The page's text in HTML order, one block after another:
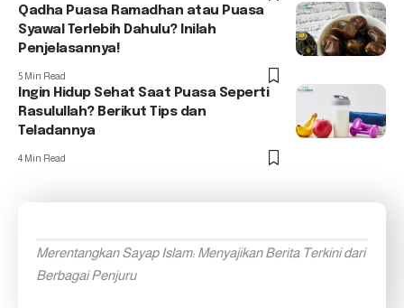
Qadha Puasa Ramadhan atau Puasa
Syawal Terlebih Dahulu? Inilah
Penjelasannya!
5 Min Read
Ingin Hidup Sehat Saat Puasa Seperti
Rasulullah? Berikut Tips dan
Teladannya
4 Min Read
Merentangkan Sayap Islam: Menyajikan Berita Terkini dari
Berbagai Penjuru